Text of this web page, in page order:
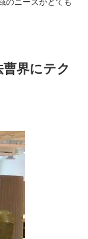
界にテク